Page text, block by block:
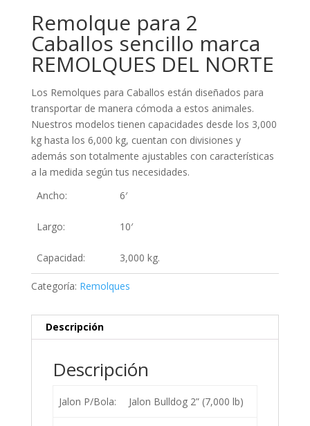
Remolque para 2
Caballos sencillo marca
REMOLQUES DEL NORTE
Los Remolques para Caballos están diseñados para
transportar de manera cómoda a estos animales.
Nuestros modelos tienen capacidades desde los 3,000
kg hasta los 6,000 kg, cuentan con divisiones y
además son totalmente ajustables con características
a la medida según tus necesidades.
Ancho:
6′
Largo: 10′
Capacidad: 3,000 kg.
Categoría: Remolques
Descripción
Descripción
Jalon P/Bola: Jalon Bulldog 2” (7,000 lb)